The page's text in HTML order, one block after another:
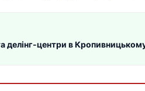
делінг-центри в